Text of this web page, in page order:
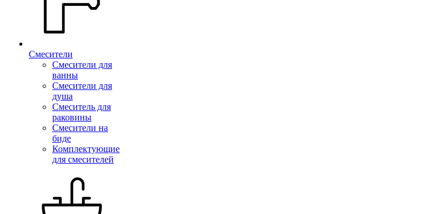
Смесители
Смесители для
ванны
Смесители для
душа
Смеситель для
раковины
Смесители на
биде
Комплектующие
для смесителей